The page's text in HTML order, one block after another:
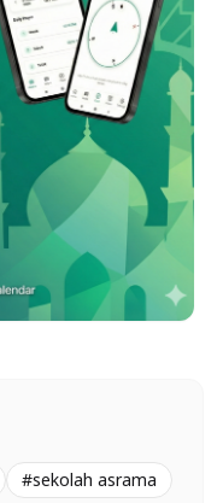
#sekolah asrama